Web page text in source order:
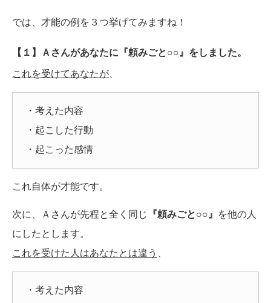
では、才能の例を３つ挙げてみますね！
【１】Ａさんがあなたに 『頼みごと○○』 をしました。
これを受けてあなたが
・考えた内容
・起こした行動
・起こった感情
これ自体が才能です。
次に、Ａさんが先程と全く同じ 『頼みごと○○』
を他の人
にしたとします。
これを受けた人はあなたとは違う
・考えた内容